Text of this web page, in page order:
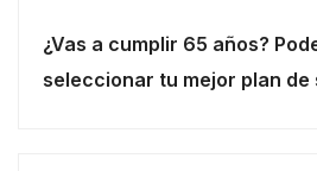
¿Vas a cumplir 65 años?
seleccionar tu mejor plan de